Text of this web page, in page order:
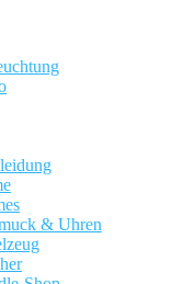
& Uhren